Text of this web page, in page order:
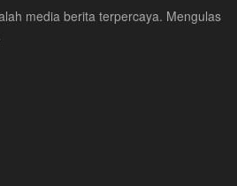
media berita terpercaya. Mengulas